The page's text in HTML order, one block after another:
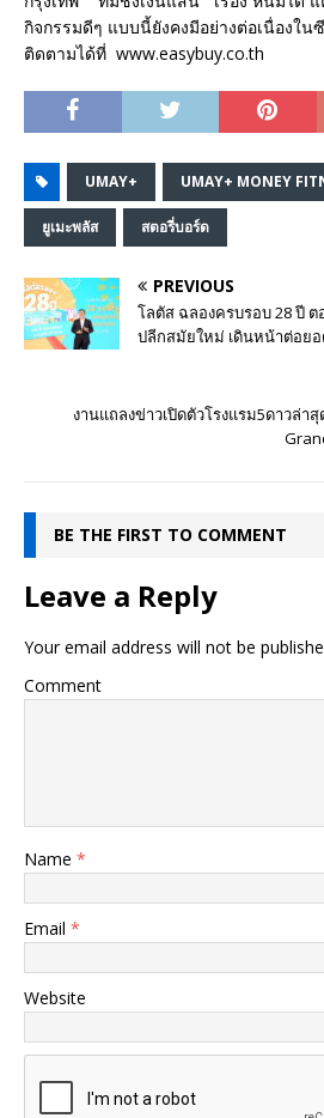
กิจกรรมดีๆ แบบนี้ยังคงมีอย่างต่อเนื่องใ
ติดตามได้ที่ www.easybuy.co.th
UMAY+ UMAY+ MONEY
ยูเมะพลัส สตอรี่บอร์ด
PREVIOUS
โลตัส ฉลองครบรอบ 28 ปี
ปลีกสมัยใหม่ เดินหน้าต่อยอ
งานแถลงข่าวเปิดตัวโรงแรม5ดาวล่า
BE THE FIRST TO COMMENT
Leave a Reply
Your email address will not be
Comment
Name *
Email *
Website